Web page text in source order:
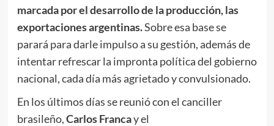
marcada por el desarrollo de la producción, las
exportaciones argentinas.Sobre esa base se
parará para darle impulso a su gestión, además de
intentar refrescar la impronta política del gobierno
nacional, cada día más agrietado y convulsionado.
En los últimos días se reunió con el canciller
brasileño,Carlos Francay el